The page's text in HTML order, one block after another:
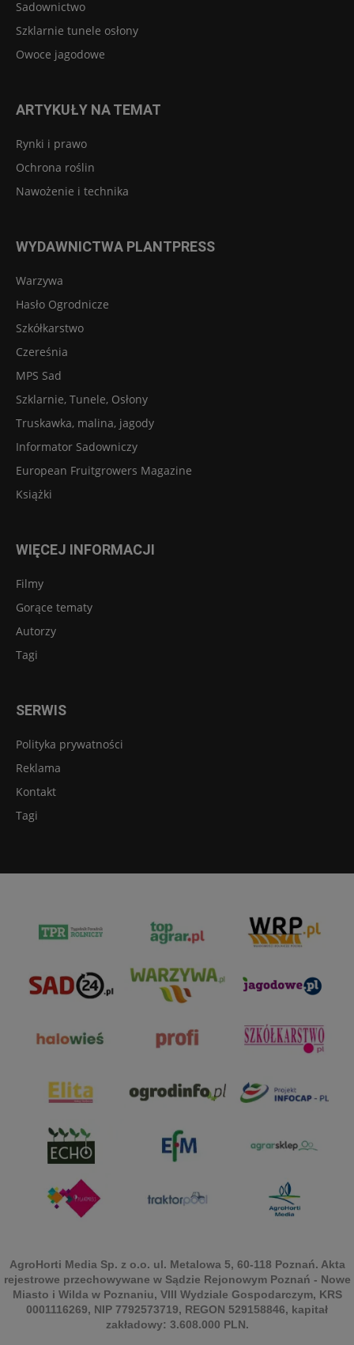
Sadownictwo
Szklarnie tunele osłony
Owoce jagodowe
ARTYKUŁY NA TEMAT
Rynki i prawo
Ochrona roślin
Nawożenie i technika
WYDAWNICTWA PLANTPRESS
Warzywa
Hasło Ogrodnicze
Szkółkarstwo
Czereśnia
MPS Sad
Szklarnie, Tunele, Osłony
Truskawka, malina, jagody
Informator Sadowniczy
European Fruitgrowers Magazine
Książki
WIĘCEJ INFORMACJI
Filmy
Gorące tematy
Autorzy
Tagi
SERWIS
Polityka prywatności
Reklama
Kontakt
Tagi
AgroHorti Media Sp. z o.o. ul. Metalowa 5, 60-118 Poznań. Akta
rejestrowe przechowywane w Sądzie Rejonowym Poznań - Nowe
Miasto i Wilda w Poznaniu, VIII Wydziale Gospodarczym, KRS
0001116269, NIP 7792573719, REGON 529158846, kapitał
zakładowy: 3.608.000 PLN.